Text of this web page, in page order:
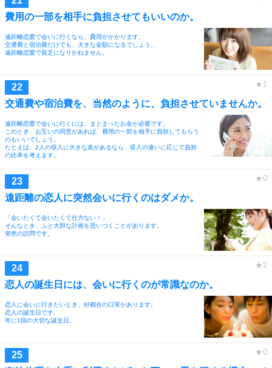
費用の一部を相手に負担させてもいいのか。
遠距離恋愛で会いに行くなら、費用がかかります。
交通費と宿泊費だけでも、大きな金額になるでしょう。
遠距離恋愛で貧乏になりかねません。
交通費や宿泊費を、当然のように、負担させていませんか。
遠距離恋愛で会いに行くには、まとまったお金が必要です。
このとき、お互いの同意があれば、費用の一部を相手に負担してもらう
のもいいでしょう。
たとえば、2人の収入に大きな差があるなら、収入の違いに応じて負担
の比率を考えます。
遠距離の恋人に突然会いに行くのはダメか。
「会いたくて会いたくて仕方ない！」
そんなとき、ふと大胆な計画を思いつくことがあります。
突然の訪問です。
恋人の誕生日には、会いに行くのが常識なのか。
恋人に会いに行きたいとき、好都合の口実があります。
恋人の誕生日です。
年に1回の大切な誕生日。